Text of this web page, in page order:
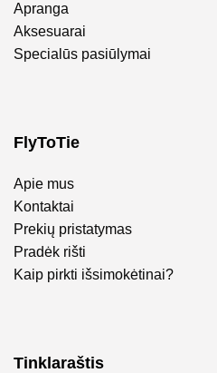
Apranga
Aksesuarai
Specialūs pasiūlymai
FlyToTie
Apie mus
Kontaktai
Prekių pristatymas
Pradėk rišti
Kaip pirkti išsimokėtinai?
Tinklaraštis